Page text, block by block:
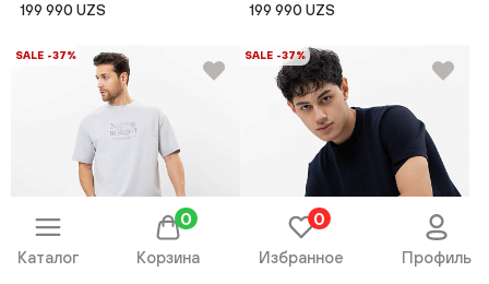
199 990 UZS
199 990 UZS
SALE -37% SALE -37%
Каталог Корзина
0
Избранное
0
Профиль